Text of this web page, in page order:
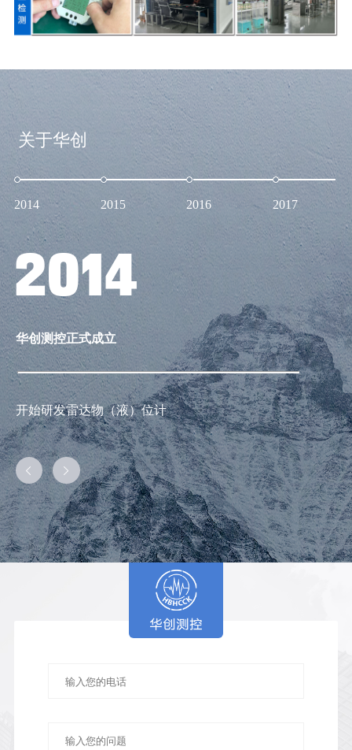
关于华创
2014 2015 2016 2017
2014
华创测控正式成立
开始研发雷达物（液）位计